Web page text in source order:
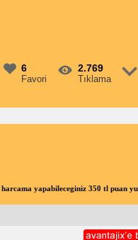
6
Favori
2.769
Tıklama
yapabileceginiz 350 tl puan